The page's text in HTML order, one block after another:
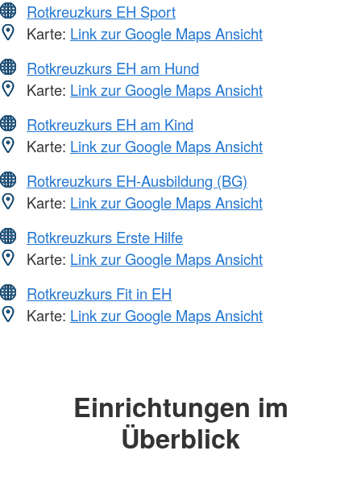
Rotkreuzkurs EH Sport
Karte: Link zur Google Maps Ansicht
Rotkreuzkurs EH am Hund
Karte: Link zur Google Maps Ansicht
Rotkreuzkurs EH am Kind
Karte: Link zur Google Maps Ansicht
Rotkreuzkurs EH-Ausbildung (BG)
Karte: Link zur Google Maps Ansicht
Rotkreuzkurs Erste Hilfe
Karte: Link zur Google Maps Ansicht
Rotkreuzkurs Fit in EH
Karte: Link zur Google Maps Ansicht
Einrichtungen im
Überblick